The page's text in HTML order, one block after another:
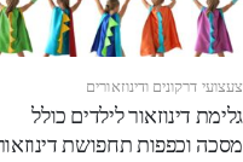
צעצועי דרקונים ודינוזאורים
גלימת דינוזאור לילדים כולל
מסכה וכפפות תחפושת